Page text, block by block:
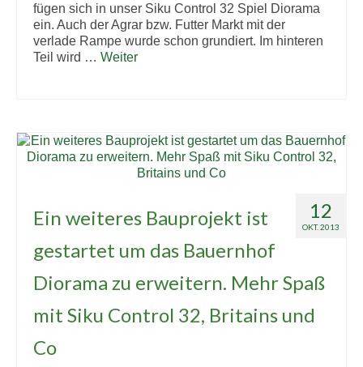
fügen sich in unser Siku Control 32 Spiel Diorama
ein. Auch der Agrar bzw. Futter Markt mit der
verlade Rampe wurde schon grundiert. Im hinteren
Teil wird … Weiter
12
OKT. 2013
Ein weiteres Bauprojekt ist
gestartet um das Bauernhof
Diorama zu erweitern. Mehr Spaß
mit Siku Control 32, Britains und
Co